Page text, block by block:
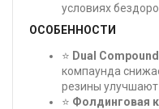
условиях
ОСОБЕННОСТИ
⭐ Dual
компаунда
резины
⭐ Фолдинговая